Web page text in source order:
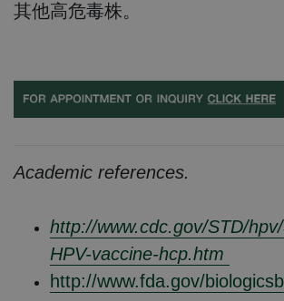
其他高危毒株。
Academic references.
http://www.cdc.gov/STD/
HPV-vaccine-hcp.htm
http://www.fda.gov/